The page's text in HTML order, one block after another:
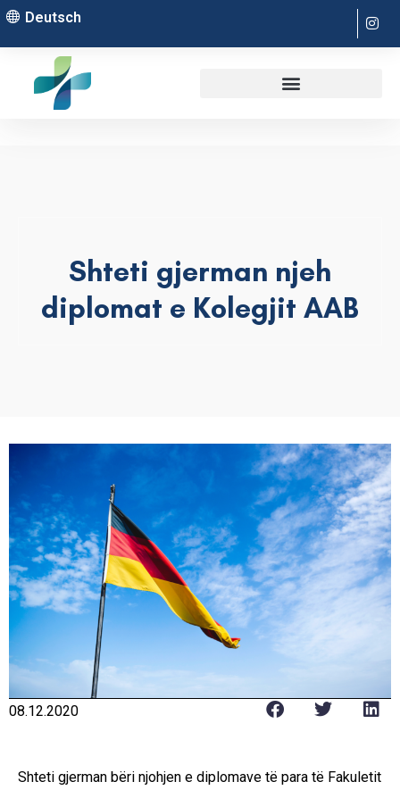
Deutsch
Shteti gjerman njeh
diplomat e Kolegjit AAB
08.12.2020
Shteti gjerman bëri njohjen e diplomave të para të Fakuletit